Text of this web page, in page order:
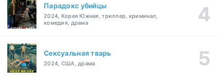
Парадокс убийцы
2024, Корея Южная, триллер, криминал,
комедия, драма
Сексуальная тварь
2024, США, драма